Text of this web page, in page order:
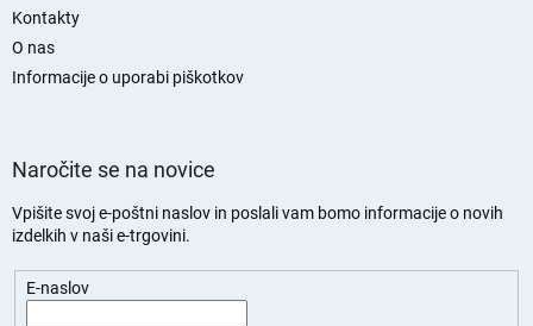
Kontakty
O nas
Informacije o uporabi piškotkov
Naročite se na novice
Vpišite svoj e-poštni naslov in poslali vam bomo informacije o novih
izdelkih v naši e-trgovini.
E-naslov